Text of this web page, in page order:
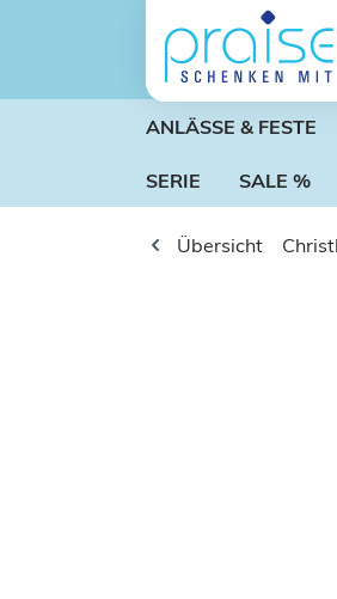
Hauptinhalt springen
Zur Suche springen
Zur Hauptnavigation springen
ANLÄSSE & FESTE
SERIE SALE %
Übersicht